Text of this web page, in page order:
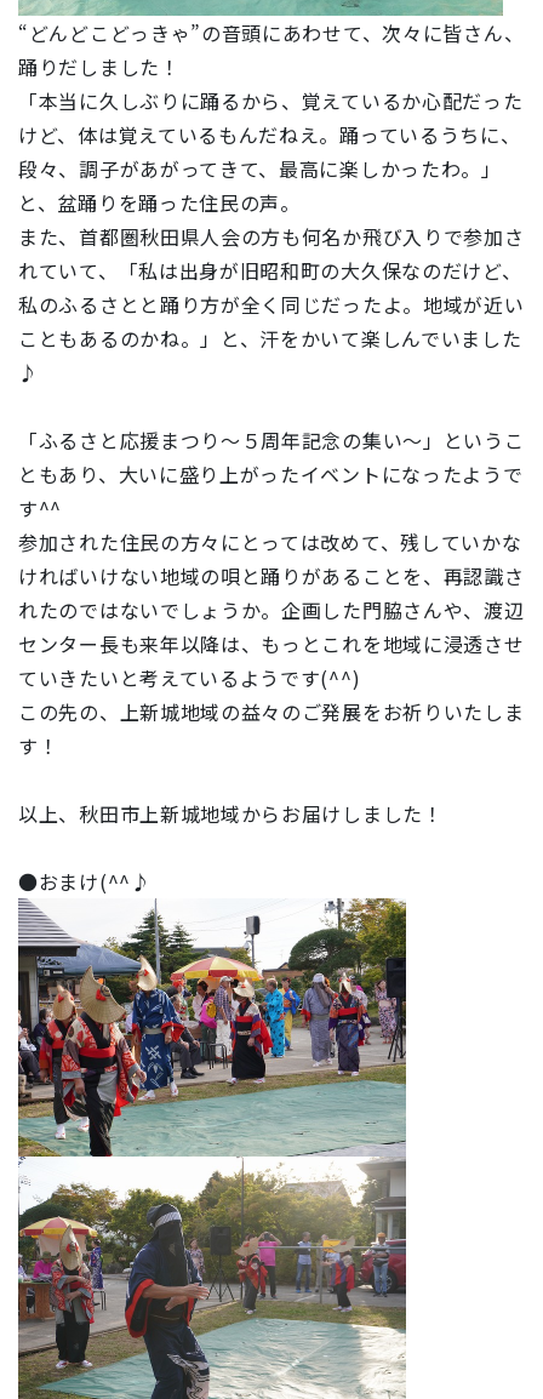
“どんどこどっきゃ”の音頭にあわせて、次々に皆さん、
踊りだしました！
「本当に久しぶりに踊るから、覚えているか心配だった
けど、体は覚えているもんだねえ。踊っているうちに、
段々、調子があがってきて、最高に楽しかったわ。」
と、盆踊りを踊った住民の声。
また、首都圏秋田県人会の方も何名か飛び入りで参加さ
れていて、「私は出身が旧昭和町の大久保なのだけど、
私のふるさとと踊り方が全く同じだったよ。地域が近い
こともあるのかね。」と、汗をかいて楽しんでいました
♪
「ふるさと応援まつり～５周年記念の集い～」というこ
ともあり、大いに盛り上がったイベントになったようで
す^^
参加された住民の方々にとっては改めて、残していかな
ければいけない地域の唄と踊りがあることを、再認識さ
れたのではないでしょうか。企画した門脇さんや、渡辺
センター長も来年以降は、もっとこれを地域に浸透させ
ていきたいと考えているようです(^^)
この先の、上新城地域の益々のご発展をお祈りいたしま
す！
以上、秋田市上新城地域からお届けしました！
●おまけ(^^♪